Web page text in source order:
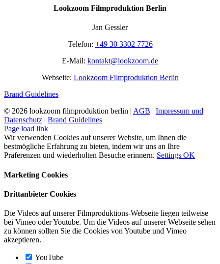
Lookzoom Filmproduktion Berlin
Jan Gessler
Telefon: +49 30 3302 7726
E-Mail: kontakt@lookzoom.de
Webseite: Lookzoom Filmproduktion Berlin
Brand Guidelines
© 2026 lookzoom filmproduktion berlin | AGB | Impressum und
Datenschutz | Brand Guidelines
Facebook
Vimeo
YouTube
Instagram
Page load link
Wir verwenden Cookies auf unserer Website, um Ihnen die
bestmögliche Erfahrung zu bieten, indem wir uns an Ihre
Präferenzen und wiederholten Besuche erinnern. Settings OK
Marketing Cookies
Drittanbieter Cookies
Die Videos auf unserer Filmproduktions-Webseite liegen teilweise
bei Vimeo oder Youtube. Um die Videos auf unserer Webseite sehen
zu können sollten Sie die Cookies von Youtube und Vimeo
akzeptieren.
YouTube